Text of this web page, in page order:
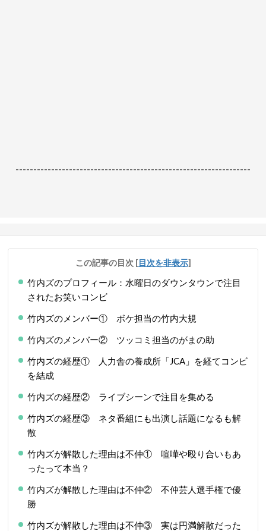
------------------------------------------------------------------
この記事の目次 [目次を非表示]
竹内ズのプロフィール：水曜日のダウンタウンで注目
されたお笑いコンビ
竹内ズのメンバー① ボケ担当の竹内大規
竹内ズのメンバー② ツッコミ担当のがまの助
竹内ズの経歴① 人力舎の養成所「JCA」を経てコンビ
を結成
竹内ズの経歴② ライブシーンで注目を集める
竹内ズの経歴③ ネタ番組にも出演し話題になるも解
散
竹内ズが解散した理由は不仲① 喧嘩や殴り合いもあ
ったって本当？
竹内ズが解散した理由は不仲② 不仲芸人選手権で優
勝
竹内ズが解散した理由は不仲③ 実は円満解散だった